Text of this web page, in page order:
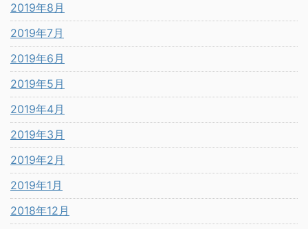
2019年8月
2019年7月
2019年6月
2019年5月
2019年4月
2019年3月
2019年2月
2019年1月
2018年12月